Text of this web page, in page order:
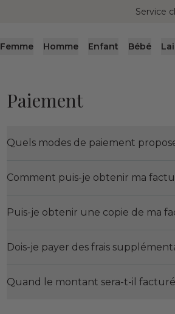
Service
Femme Homme Enfant Bébé
Paiement
Quels modes de paiement
Comment puis-je obtenir ma
Puis-je obtenir une copie de ma
Dois-je payer des frais
Quand le montant sera-t-il